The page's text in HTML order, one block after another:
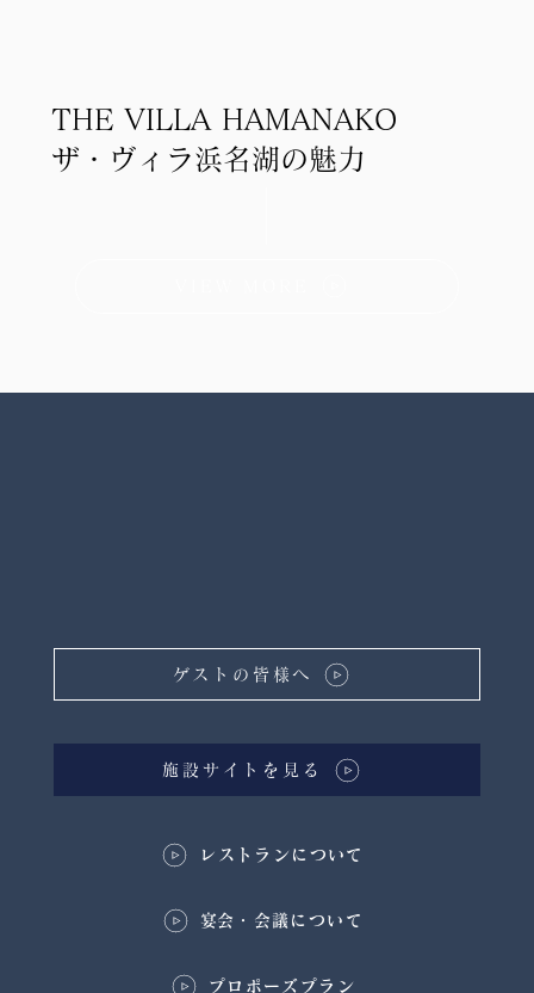
THE VILLA HAMANAKO
ザ・ヴィラ浜名湖の魅力
施設サイトを見る
ゲストの皆様へ
​宴会・会議について
プロポーズプラン
レストランについて